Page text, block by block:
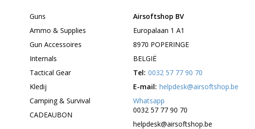
Guns
Ammo & Supplies
Gun Accessoires
Internals
Tactical Gear
Kledij
Camping & Survival
CADEAUBON
Airsoftshop BV
Europalaan 1 A1
8970 POPERINGE
BELGIË
Tel: 0032 57 77 90 70
E-mail: helpdesk@airsoftshop.be
Whatsapp
0032 57 77 90 70
helpdesk@airsoftshop.be